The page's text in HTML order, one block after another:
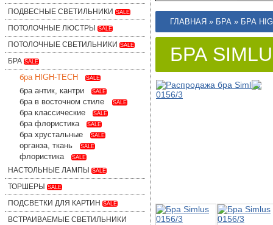
ПОДВЕСНЫЕ СВЕТИЛЬНИКИ SALE
ПОТОЛОЧНЫЕ ЛЮСТРЫ SALE
ПОТОЛОЧНЫЕ СВЕТИЛЬНИКИ SALE
БРА SALE
бра HIGH-TECH SALE
бра антик, кантри SALE
бра в восточном стиле SALE
бра классические SALE
бра флористика SALE
бра хрустальные SALE
органза, ткань SALE
флористика SALE
НАСТОЛЬНЫЕ ЛАМПЫ SALE
ТОРШЕРЫ SALE
ПОДСВЕТКИ ДЛЯ КАРТИН SALE
ВСТРАИВАЕМЫЕ СВЕТИЛЬНИКИ
ГЛАВНАЯ » БРА » БРА
БРА